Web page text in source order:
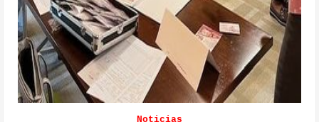
Noticias